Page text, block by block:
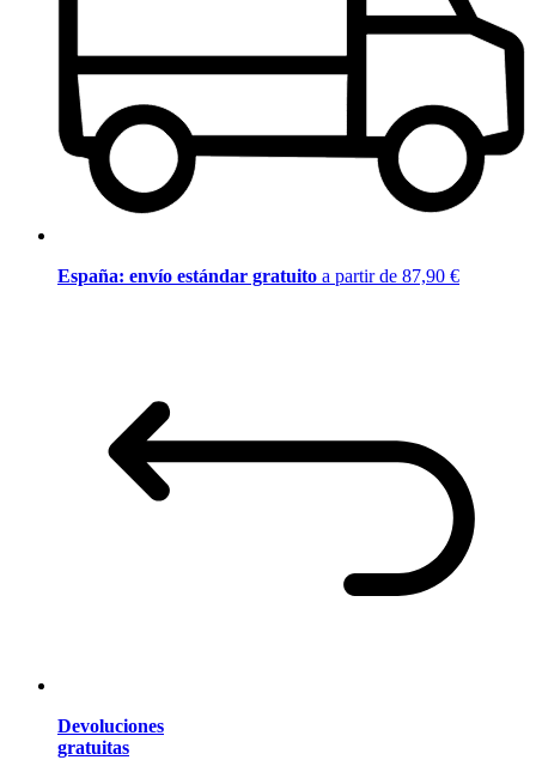
España: envío estándar gratuito a partir de 87,90 €
Devoluciones
gratuitas